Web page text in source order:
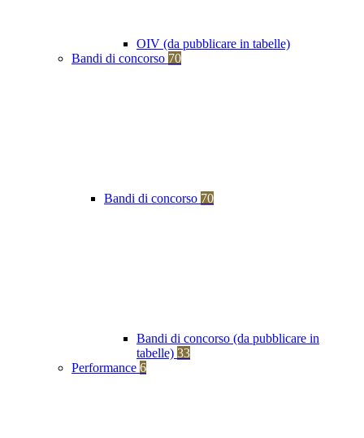
OIV (da pubblicare in tabelle)
Bandi di concorso 70
Bandi di concorso 70
Bandi di concorso (da pubblicare in
tabelle) 33
Performance 6